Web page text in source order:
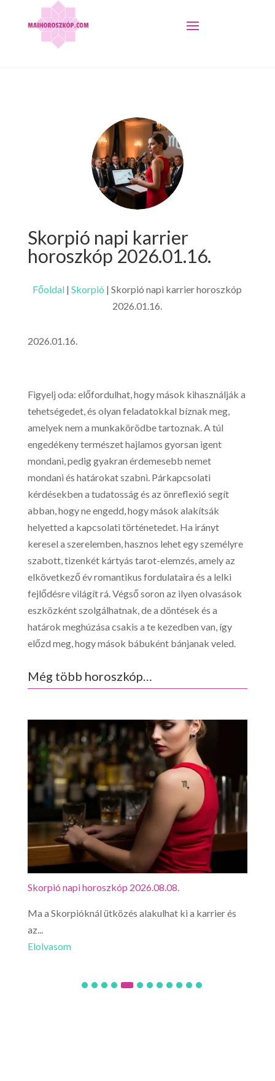
Skorpió napi karrier
horoszkóp 2026.01.16.
Főoldal |Skorpió |Skorpió napi karrier horoszkóp
2026.01.16.
2026.01.16.
Figyelj oda: előfordulhat, hogy mások kihasználják a
tehetségedet, és olyan feladatokkal bíznak meg,
amelyek nem a munkakörödbe tartoznak. A túl
engedékeny természet hajlamos gyorsan igent
mondani, pedig gyakran érdemesebb nemet
mondani és határokat szabni. Párkapcsolati
kérdésekben a tudatosság és az önreflexió segít
abban, hogy ne engedd, hogy mások alakítsák
helyetted a kapcsolati történetedet. Ha irányt
keresel a szerelemben, hasznos lehet egy személyre
szabott, tizenkét kártyás tarot-elemzés, amely az
elkövetkező év romantikus fordulataira és a lelki
fejlődésre világít rá. Végső soron az ilyen olvasások
eszközként szolgálhatnak, de a döntések és a
határok meghúzása csakis a te kezedben van, így
előzd meg, hogy mások bábuként bánjanak veled.
Még több horoszkóp…
Skorpió napi horoszkóp 2026.08.08.
Ma a Skorpióknál ütközés alakulhat ki a karrier és
az...
Elolvasom